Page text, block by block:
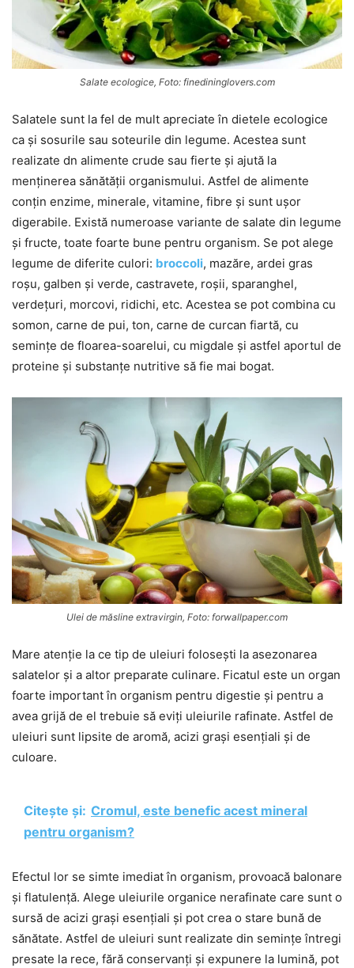
Salate ecologice, Foto: finedininglovers.com
Salatele sunt la fel de mult apreciate în dietele ecologice
ca și sosurile sau soteurile din legume. Acestea sunt
realizate dn alimente crude sau fierte și ajută la
menținerea sănătății organismului. Astfel de alimente
conțin enzime, minerale, vitamine, fibre și sunt ușor
digerabile. Există numeroase variante de salate din legume
și fructe, toate foarte bune pentru organism. Se pot alege
legume de diferite culori: broccoli, mazăre, ardei gras
roșu, galben și verde, castravete, roșii, sparanghel,
verdețuri, morcovi, ridichi, etc. Acestea se pot combina cu
somon, carne de pui, ton, carne de curcan fiartă, cu
semințe de floarea-soarelui, cu migdale și astfel aportul de
proteine și substanțe nutritive să fie mai bogat.
Ulei de măsline extravirgin, Foto: forwallpaper.com
Mare atenție la ce tip de uleiuri folosești la asezonarea
salatelor și a altor preparate culinare. Ficatul este un organ
foarte important în organism pentru digestie și pentru a
avea grijă de el trebuie să eviți uleiurile rafinate. Astfel de
uleiuri sunt lipsite de aromă, acizi grași esențiali și de
culoare.
Citește și: Cromul, este benefic acest mineral
pentru organism?
Efectul lor se simte imediat în organism, provoacă balonare
și flatulență. Alege uleiurile organice nerafinate care sunt o
sursă de acizi grași esențiali și pot crea o stare bună de
sănătate. Astfel de uleiuri sunt realizate din semințe întregi
presate la rece, fără conservanți și expunere la lumină, pot